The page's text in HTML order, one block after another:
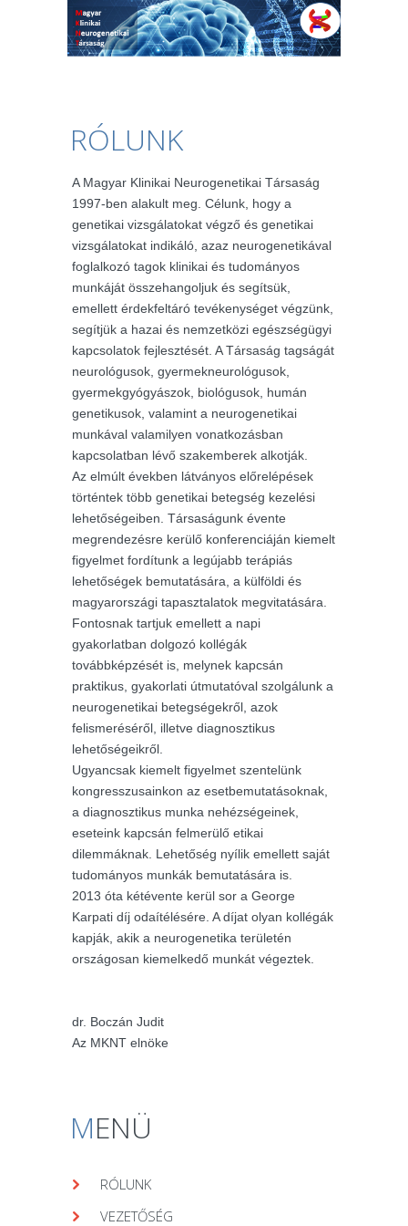
RÓLUNK
A Magyar Klinikai Neurogenetikai Társaság
1997-ben alakult meg. Célunk, hogy a
genetikai vizsgálatokat végző és genetikai
vizsgálatokat indikáló, azaz neurogenetikával
foglalkozó tagok klinikai és tudományos
munkáját összehangoljuk és segítsük,
emellett érdekfeltáró tevékenységet végzünk,
segítjük a hazai és nemzetközi egészségügyi
kapcsolatok fejlesztését. A Társaság tagságát
neurológusok, gyermekneurológusok,
gyermekgyógyászok, biológusok, humán
genetikusok, valamint a neurogenetikai
munkával valamilyen vonatkozásban
kapcsolatban lévő szakemberek alkotják.
Az elmúlt években látványos előrelépések
történtek több genetikai betegség kezelési
lehetőségeiben. Társaságunk évente
megrendezésre kerülő konferenciáján kiemelt
figyelmet fordítunk a legújabb terápiás
lehetőségek bemutatására, a külföldi és
magyarországi tapasztalatok megvitatására.
Fontosnak tartjuk emellett a napi
gyakorlatban dolgozó kollégák
továbbképzését is, melynek kapcsán
praktikus, gyakorlati útmutatóval szolgálunk a
neurogenetikai betegségekről, azok
felismeréséről, illetve diagnosztikus
lehetőségeikről.
Ugyancsak kiemelt figyelmet szentelünk
kongresszusainkon az esetbemutatásoknak,
a diagnosztikus munka nehézségeinek,
eseteink kapcsán felmerülő etikai
dilemmáknak. Lehetőség nyílik emellett saját
tudományos munkák bemutatására is.
2013 óta kétévente kerül sor a George
Karpati díj odaítélésére. A díjat olyan kollégák
kapják, akik a neurogenetika területén
országosan kiemelkedő munkát végeztek.
dr. Boczán Judit
Az MKNT elnöke
MENÜ
RÓLUNK
VEZETŐSÉG